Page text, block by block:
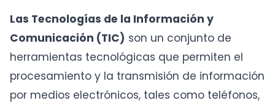
Las Tecnologías de la Información y
Comunicación (TIC) son un conjunto de
herramientas tecnológicas que permiten el
procesamiento y la transmisión de información
por medios electrónicos, tales como teléfonos,